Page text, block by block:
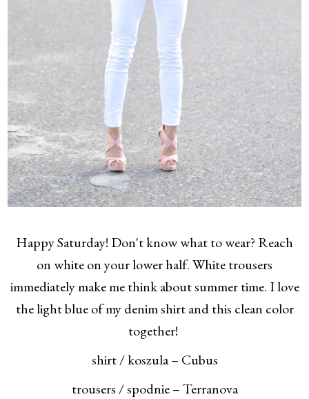
Happy Saturday! Don't know what to wear? Reach
on white on your lower half. White trousers
immediately make me think about summer time. I love
the light blue of my denim shirt and this clean color
together!
shirt / koszula – Cubus
trousers / spodnie – Terranova